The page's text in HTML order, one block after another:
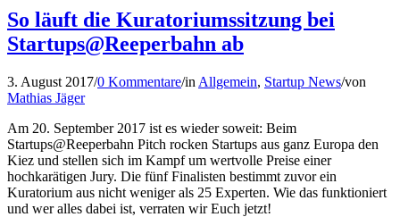
So läuft die Kuratoriumssitzung bei
Startups@Reeperbahn ab
3. August 2017/0 Kommentare/in Allgemein, Startup News/von
Mathias Jäger
Am 20. September 2017 ist es wieder soweit: Beim
Startups@Reeperbahn Pitch rocken Startups aus ganz Europa den
Kiez und stellen sich im Kampf um wertvolle Preise einer
hochkarätigen Jury. Die fünf Finalisten bestimmt zuvor ein
Kuratorium aus nicht weniger als 25 Experten. Wie das funktioniert
und wer alles dabei ist, verraten wir Euch jetzt!